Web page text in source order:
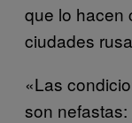
que lo hacen
ciudades
«Las
son nefastas: